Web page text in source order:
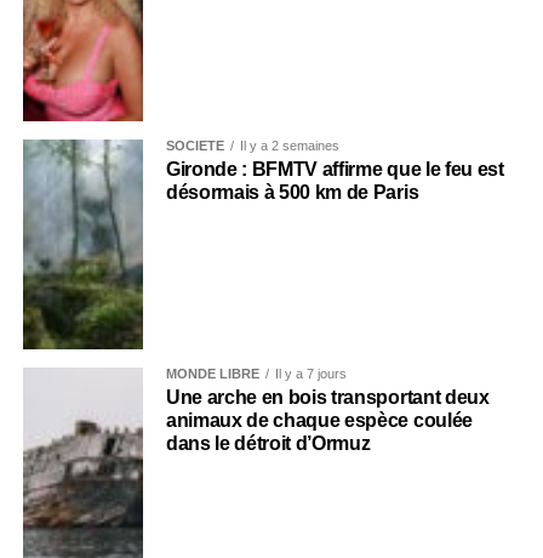
SOCIÉTÉ Il y a 2 semaines
Gironde : BFMTV affirme que le feu est
désormais à 500 km de Paris
MONDE LIBRE Il y a 7 jours
Une arche en bois transportant deux
animaux de chaque espèce coulée
dans le détroit d’Ormuz